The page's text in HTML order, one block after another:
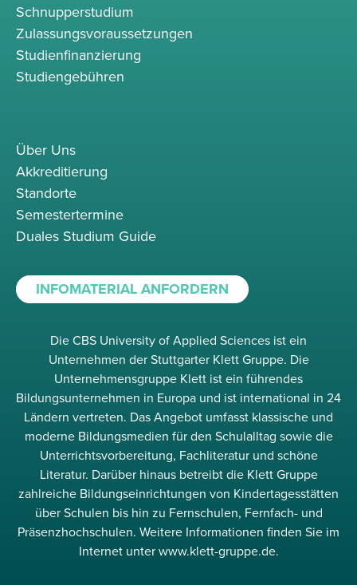
Schnupperstudium
Zulassungsvoraussetzungen
Studienfinanzierung
Studiengebühren
Über Uns
Akkreditierung
Standorte
Semestertermine
Duales Studium Guide
INFOMATERIAL ANFORDERN
Die CBS University of Applied Sciences ist ein
Unternehmen der Stuttgarter Klett Gruppe. Die
Unternehmensgruppe Klett ist ein führendes
Bildungsunternehmen in Europa und ist international in 24
Ländern vertreten. Das Angebot umfasst klassische und
moderne Bildungsmedien für den Schulalltag sowie die
Unterrichtsvorbereitung, Fachliteratur und schöne
Literatur. Darüber hinaus betreibt die Klett Gruppe
zahlreiche Bildungseinrichtungen von Kindertagesstätten
über Schulen bis hin zu Fernschulen, Fernfach- und
Präsenzhochschulen. Weitere Informationen finden Sie im
Internet unter www.klett-gruppe.de.